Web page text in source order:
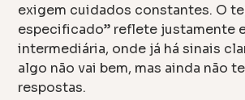
exigem cuidados constantes. O
especificado” reflete justamente
intermediária, onde já há sinais
algo não vai bem, mas ainda não
respostas.